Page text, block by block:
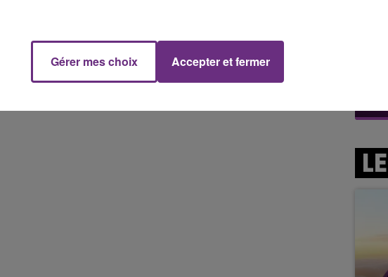
19h00 - 19h15
Gérer mes choix Accepter et fermer